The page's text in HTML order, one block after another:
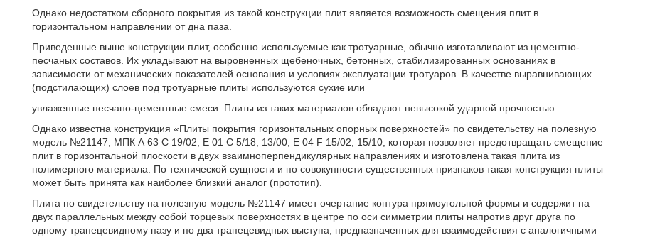
Однако недостатком сборного покрытия из такой конструкции плит является возможность смещения плит в
горизонтальном направлении от дна паза.
Приведенные выше конструкции плит, особенно используемые как тротуарные, обычно изготавливают из цементно-
песчаных составов. Их укладывают на выровненных щебеночных, бетонных, стабилизированных основаниях в
зависимости от механических показателей основания и условиях эксплуатации тротуаров. В качестве выравнивающих
(подстилающих) слоев под тротуарные плиты используются сухие или
увлаженные песчано-цементные смеси. Плиты из таких материалов обладают невысокой ударной прочностью.
Однако известна конструкция «Плиты покрытия горизонтальных опорных поверхностей» по свидетельству на полезную
модель №21147, МПК А 63 С 19/02, Е 01 С 5/18, 13/00, E 04 F 15/02, 15/10, которая позволяет предотвращать смещение
плит в горизонтальной плоскости в двух взаимноперпендикулярных направлениях и изготовлена такая плита из
полимерного материала. По технической сущности и по совокупности существенных признаков такая конструкция плиты
может быть принята как наиболее близкий аналог (прототип).
Плита по свидетельству на полезную модель №21147 имеет очертание контура прямоугольной формы и содержит на
двух параллельных между собой торцевых поверхностях в центре по оси симметрии плиты напротив друг друга по
одному трапецевидному пазу и по два трапецевидных выступа, предназначенных для взаимодействия с аналогичными